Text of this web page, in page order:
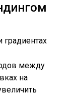
между
на